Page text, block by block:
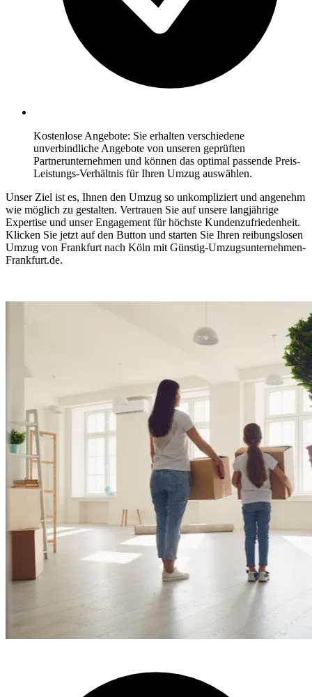
Kostenlose Angebote: Sie erhalten verschiedene
unverbindliche Angebote von unseren geprüften
Partnerunternehmen und können das optimal passende Preis-
Leistungs-Verhältnis für Ihren Umzug auswählen.
Unser Ziel ist es, Ihnen den Umzug so unkompliziert und angenehm
wie möglich zu gestalten. Vertrauen Sie auf unsere langjährige
Expertise und unser Engagement für höchste Kundenzufriedenheit.
Klicken Sie jetzt auf den Button und starten Sie Ihren reibungslosen
Umzug von Frankfurt nach Köln mit Günstig-Umzugsunternehmen-
Frankfurt.de.